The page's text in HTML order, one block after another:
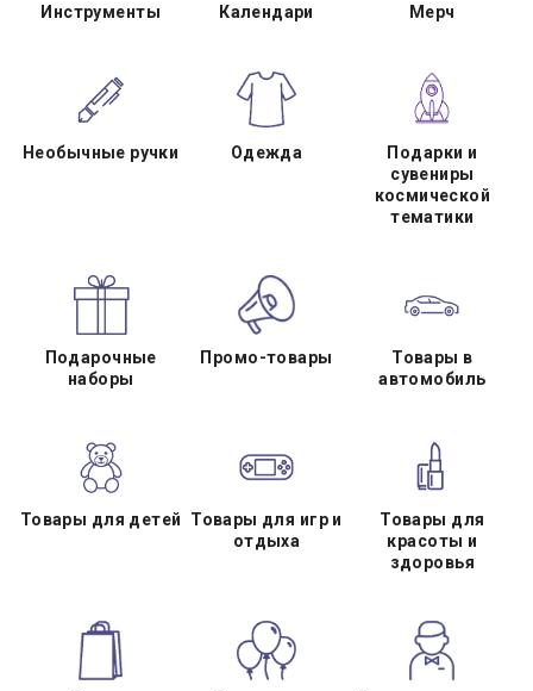
Инструменты Календари Мерч
Необычные ручки Одежда
Подарки и
сувениры
космической
тематики
Подарочные
наборы
Промо-товары
Товары в
автомобиль
Товары для детей
Товары для игр и
отдыха
Товары для
красоты и
здоровья